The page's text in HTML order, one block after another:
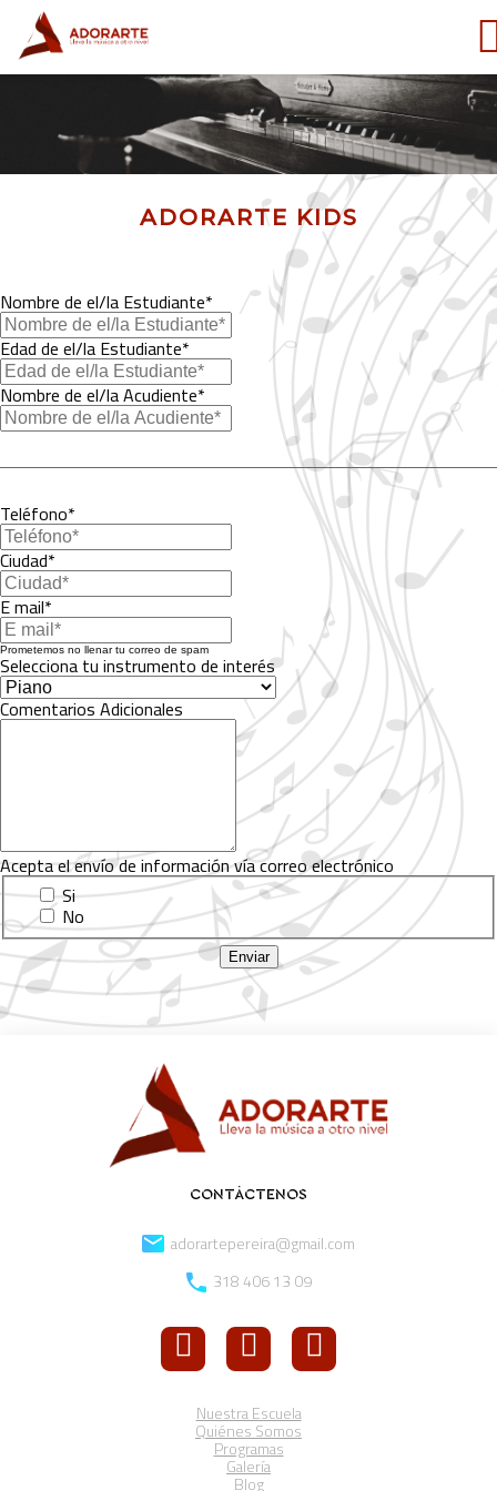
ADORARTE KIDS
Nombre de el/la Estudiante*
Edad de el/la Estudiante*
Nombre de el/la Acudiente*
Teléfono*
Ciudad*
E mail*
Prometemos no llenar tu correo de spam
Selecciona tu instrumento de interés
Comentarios Adicionales
Acepta el envío de información vía correo electrónico
Si
No
Enviar
CONTÁCTENOS
adorartepereira@gmail.com
318 406 13 09
Nuestra Escuela
Quiénes Somos
Programas
Galería
Blog